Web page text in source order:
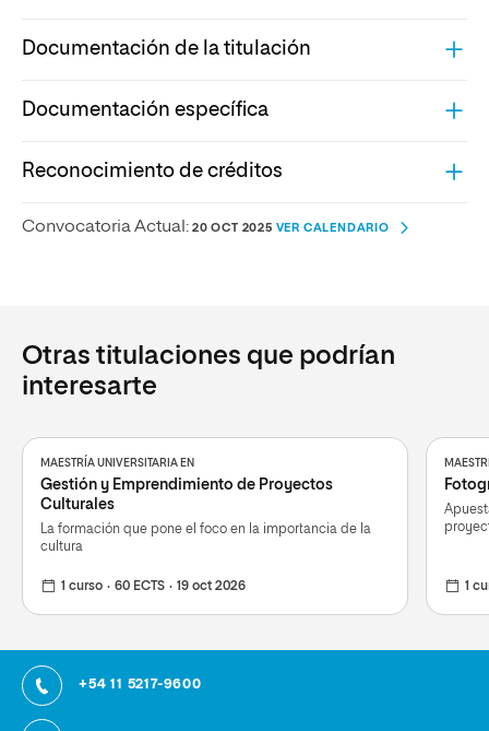
Documentación de la titulación
Documentación específica
Reconocimiento de créditos
Convocatoria Actual: 20 OCT 2025 VER CALENDARIO
Otras titulaciones que podrían
interesarte
MAESTRÍA UNIVERSITARIA EN
Gestión y Emprendimiento de Proyectos
Culturales
La formación que pone el foco en la importancia de la
cultura
1 curso 60 ECTS 19 oct 2026 1
+54 11 5217-9600